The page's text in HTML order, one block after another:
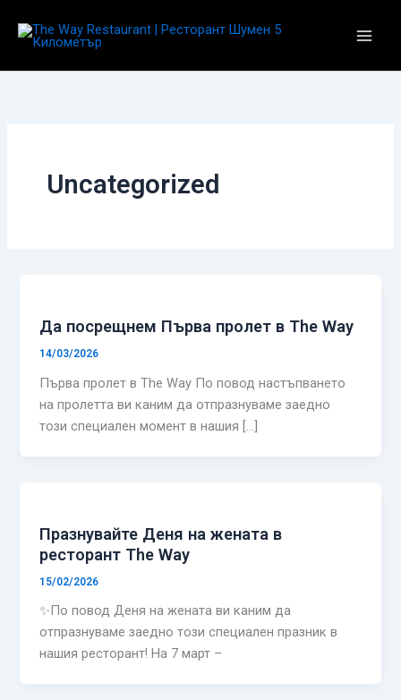
Uncategorized
Да посрещнем Първа пролет в The Way
14/03/2026
Първа пролет в The Way По повод настъпването
на пролетта ви каним да отпразнуваме заедно
този специален момент в нашия […]
Празнувайте Деня на жената в
ресторант The Way
15/02/2026
✨По повод Деня на жената ви каним да
отпразнуваме заедно този специален празник в
нашия ресторант! На 7 март –